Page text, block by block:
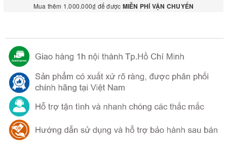
Mua thêm 1.000.000₫ để được MIỄN PHÍ VẬN CHUYỂN